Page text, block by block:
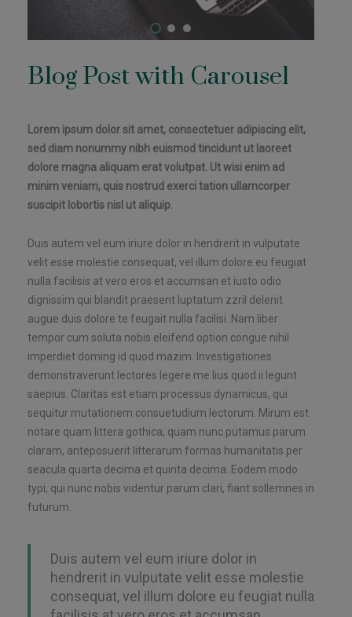
Blog Post with Carousel
Lorem ipsum dolor sit amet, consectetuer adipiscing elit,
sed diam nonummy nibh euismod tincidunt ut laoreet
dolore magna aliquam erat volutpat. Ut wisi enim ad
minim veniam, quis nostrud exerci tation ullamcorper
suscipit lobortis nisl ut aliquip.
Duis autem vel eum iriure dolor in hendrerit in vulputate
velit esse molestie consequat, vel illum dolore eu feugiat
nulla facilisis at vero eros et accumsan et iusto odio
dignissim qui blandit praesent luptatum zzril delenit
augue duis dolore te feugait nulla facilisi. Nam liber
tempor cum soluta nobis eleifend option congue nihil
imperdiet doming id quod mazim. Investigationes
demonstraverunt lectores legere me lius quod ii legunt
saepius. Claritas est etiam processus dynamicus, qui
sequitur mutationem consuetudium lectorum. Mirum est
notare quam littera gothica, quam nunc putamus parum
claram, anteposuerit litterarum formas humanitatis per
seacula quarta decima et quinta decima. Eodem modo
typi, qui nunc nobis videntur parum clari, fiant sollemnes in
futurum.
Duis autem vel eum iriure dolor in
hendrerit in vulputate velit esse molestie
consequat, vel illum dolore eu feugiat nulla